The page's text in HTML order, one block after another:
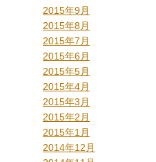
2015年9月
2015年8月
2015年7月
2015年6月
2015年5月
2015年4月
2015年3月
2015年2月
2015年1月
2014年12月